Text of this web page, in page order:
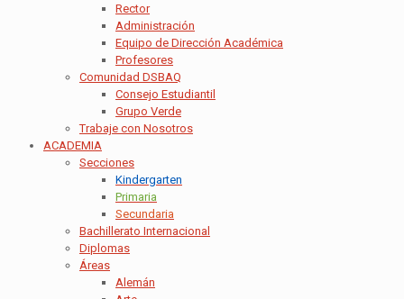
Rector
Administración
Equipo de Dirección Académica
Profesores
Comunidad DSBAQ
Consejo Estudiantil
Grupo Verde
Trabaje con Nosotros
ACADEMIA
Secciones
Kindergarten
Primaria
Secundaria
Bachillerato Internacional
Diplomas
Áreas
Alemán